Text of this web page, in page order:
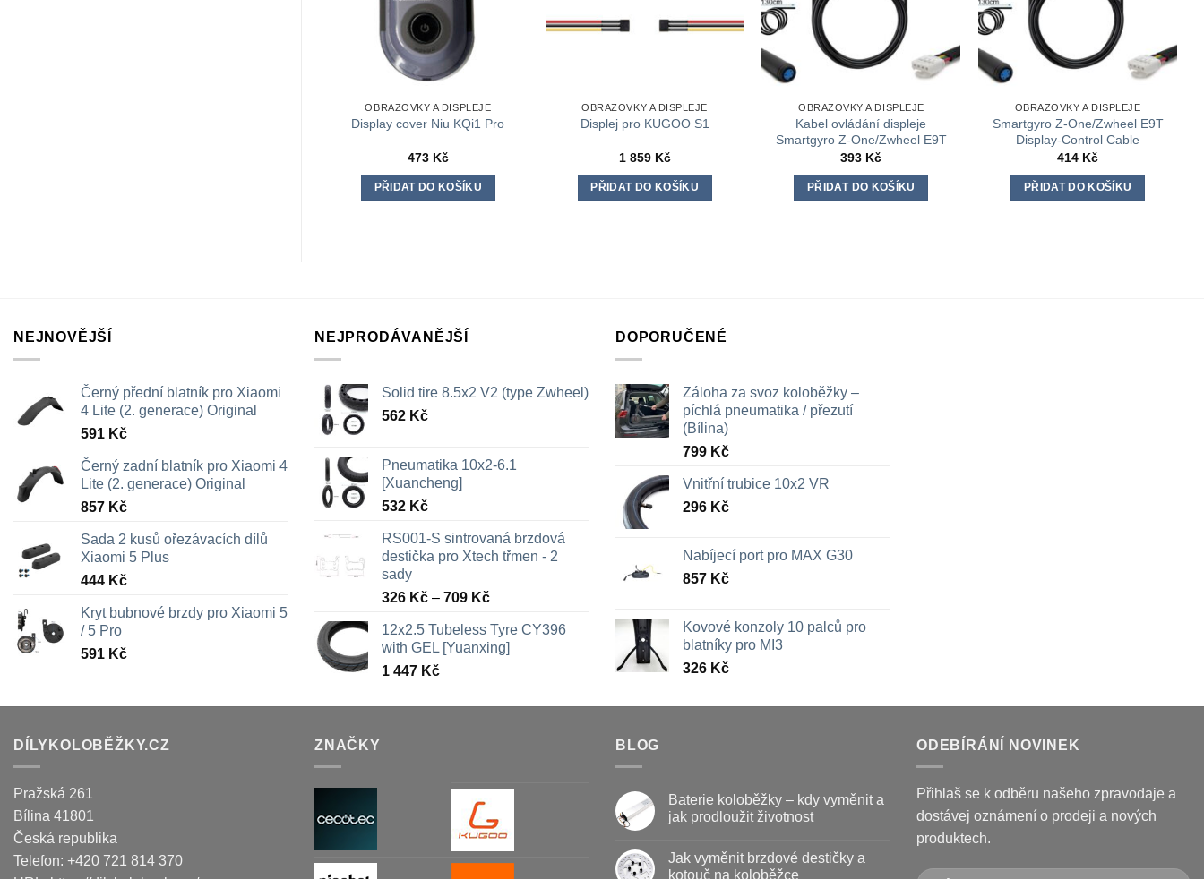
OBRAZOVKY A DISPLEJE
Display cover Niu KQi1 Pro
473 Kč
PŘIDAT DO KOŠÍKU
OBRAZOVKY A DISPLEJE
Displej pro KUGOO S1
1 859 Kč
PŘIDAT DO KOŠÍKU
OBRAZOVKY A DISPLEJE
Kabel ovládání displeje
Smartgyro Z-One/Zwheel E9T
393 Kč
PŘIDAT DO KOŠÍKU
OBRAZOVKY A DISPLEJE
Smartgyro Z-One/Zwheel E9T
Display-Control Cable
414 Kč
PŘIDAT DO KOŠÍKU
NEJNOVĚJŠÍ
Černý přední blatník pro Xiaomi
4 Lite (2. generace) Original
591 Kč
Černý zadní blatník pro Xiaomi 4
Lite (2. generace) Original
857 Kč
Sada 2 kusů ořezávacích dílů
Xiaomi 5 Plus
444 Kč
Kryt bubnové brzdy pro Xiaomi 5
/ 5 Pro
591 Kč
NEJPRODÁVANĚJŠÍ
Solid tire 8.5x2 V2 (type Zwheel)
562 Kč
Pneumatika 10x2-6.1
[Xuancheng]
532 Kč
RS001-S sintrovaná brzdová
destička pro Xtech třmen - 2
sady
326 Kč – 709 KčRozpětí
326 Kč
až
12x2.5 Tubeless Tyre CY396
with GEL [Yuanxing]
1 447 Kč
DOPORUČENÉ
Záloha za svoz koloběžky –
píchlá pneumatika / přezutí
(Bílina)
799 Kč
Vnitřní trubice 10x2 VR
296 Kč
Nabíjecí port pro MAX G30
857 Kč
Kovové konzoly 10 palců pro
blatníky pro MI3
326 Kč
DÍLYKOLOBĚŽKY.CZ
Pražská 261
Bílina 41801
Česká republika
Telefon: +420 721 814 370
ZNAČKY BLOG
Baterie koloběžky – kdy vyměnit a
jak prodloužit životnost
textu
Jak vyměnit brzdové destičky a
kotouč na koloběžce
ODEBÍRÁNÍ NOVINEK
Přihlaš se k odběru našeho zpravodaje a
dostávej oznámení o prodeji a nových
produktech.